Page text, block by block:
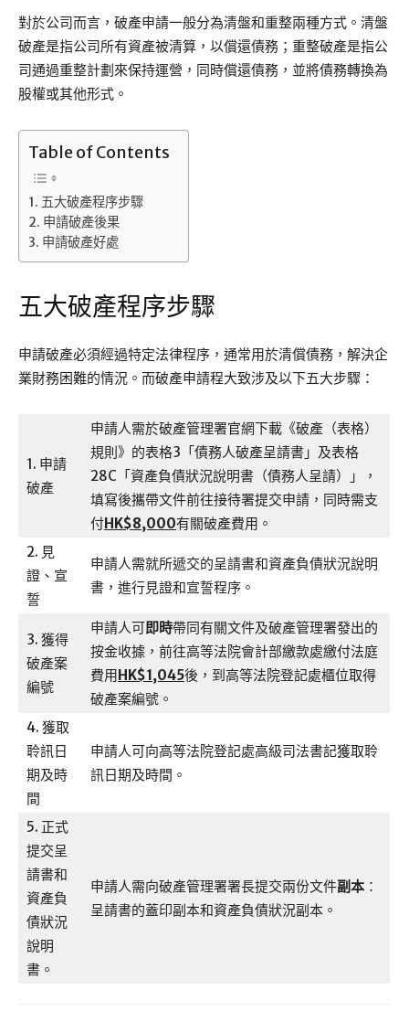
對於公司而言，破產申請一般分為清盤和重整兩種方式。清盤
破產是指公司所有資產被清算，以償還債務；重整破產是指公
司通過重整計劃來保持運營，同時償還債務，並將債務轉換為
股權或其他形式。
Table of Contents
五大破產程序步驟
申請破產後果
申請破產好處
五大破產程序步驟
申請破產必須經過特定法律程序，通常用於清償債務，解決企
業財務困難的情況。而破產申請程大致涉及以下五大步驟：
1. 申請
破產
申請人需於破產管理署官網下載《破產（表格）
規則》的表格3「債務人破產呈請書」及表格
28C「資產負債狀況說明書（債務人呈請）」，
填寫後攜帶文件前往接待署提交申請，同時需支
付HK$8,000有關破產費用。
2. 見
證、宣
誓
申請人需就所遞交的呈請書和資產負債狀況說明
書，進行見證和宣誓程序。
3. 獲得
破產案
編號
申請人可即時帶同有關文件及破產管理署發出的
按金收據，前往高等法院會計部繳款處繳付法庭
費用HK$1,045後，到高等法院登記處櫃位取得
破產案編號。
4. 獲取
聆訊日
期及時
間
申請人可向高等法院登記處高級司法書記獲取聆
訊日期及時間。
5. 正式
提交呈
請書和
資產負
債狀況
說明
書。
申請人需向破產管理署署長提交兩份文件副本 ：
呈請書的蓋印副本和資產負債狀況副本。